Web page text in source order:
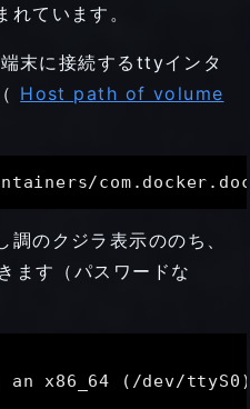
ています。
末に接続するttyインタ
Host path of volume
のクジラ表示ののち、
ます（パスワードな
an x86_64 (/dev/